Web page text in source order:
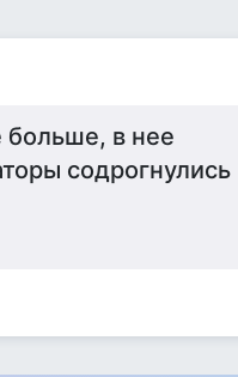
в нее
содрогнулись